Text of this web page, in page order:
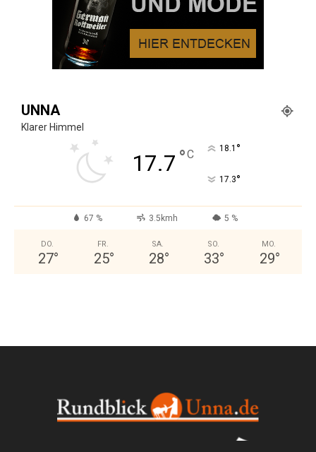
UNNA
Klarer Himmel
17.7 °C 18.1 °
17.3°
67 % 3.5kmh 5 %
DO.
27°
FR.
25°
SA.
28°
SO.
33°
MO.
29°